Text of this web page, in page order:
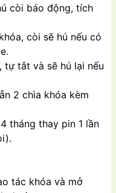
còi báo động, tích
còi sẽ hú nếu có
tự tắt và sẽ hú lại nếu
2 chìa khóa kèm
tháng thay pin 1 lần
tác khóa và mở